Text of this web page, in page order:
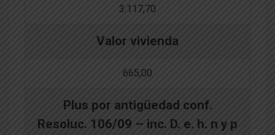
3.117,70
Valor vivienda
665,00
Plus por antigüedad conf.
Resoluc. 106/09 – inc. D. e. h. n y p